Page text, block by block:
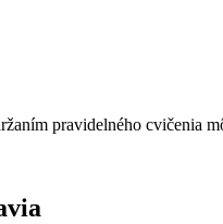
pravidelného cvičenia